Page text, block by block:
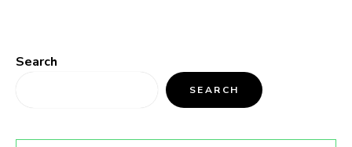
Search
SEARCH